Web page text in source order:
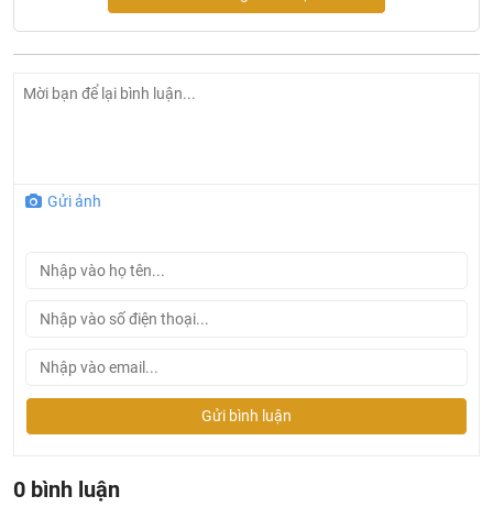
Máy Rửa Bát Bosch SBV6ZCX49E Seri 6, Âm Tủ, Zeolith
Thông số kỹ thuật máy rửa bát Bosch SBV6ZCX49E
Gửi ảnh
Gửi bình luận
0 bình luận